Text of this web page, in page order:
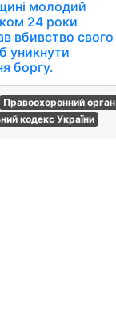
молодий
24 роки
вбивство свого
уникнути
боргу.
Правоохоронний орган
кодекс України